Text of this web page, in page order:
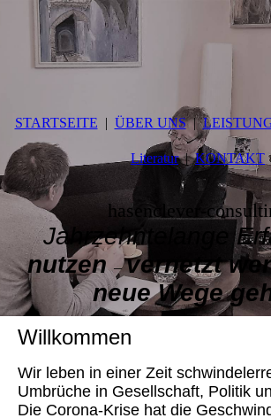
STARTSEITE ÜBER UNS
Literatur KONTAKT
hasenclever-
Jahrzehntelange Erf
nutzen–vernetzt
neue Wege
Willkommen
Wir leben in einer Zeit
Umbrüche in Gesellschaft, Politik
Die Corona-Krise hat die